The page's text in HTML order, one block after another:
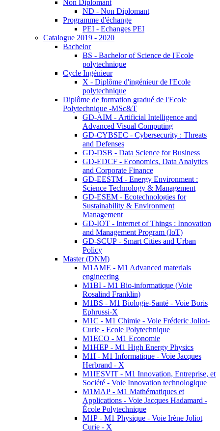
Non Diplomant
ND - Non Diplomant
Programme d'échange
PEI - Echanges PEI
Catalogue 2019 - 2020
Bachelor
BS - Bachelor of Science de l'Ecole
polytechnique
Cycle Ingénieur
X - Diplôme d'ingénieur de l'Ecole
polytechnique
Diplôme de formation gradué de l'Ecole
Polytechnique -MSc&T
GD-AIM - Artificial Intelligence and
Advanced Visual Computing
GD-CYBSEC - Cybersecurity : Threats
and Defenses
GD-DSB - Data Science for Business
GD-EDCF - Economics, Data Analytics
and Corporate Finance
GD-EESTM - Energy Environment :
Science Technology & Management
GD-ESEM - Ecotechnologies for
Sustainability & Environment
Management
GD-IOT - Internet of Things : Innovation
and Management Program (IoT)
GD-SCUP - Smart Cities and Urban
Policy
Master (DNM)
M1AME - M1 Advanced materials
engineering
M1BI - M1 Bio-informatique (Voie
Rosalind Franklin)
M1BS - M1 Biologie-Santé - Voie Boris
Ephrussi-X
M1C - M1 Chimie - Voie Fréderic Joliot-
Curie - Ecole Polytechnique
M1ECO - M1 Economie
M1HEP - M1 High Energy Physics
M1I - M1 Informatique - Voie Jacques
Herbrand - X
M1IESVIT - M1 Innovation, Entreprise, et
Société - Voie Innovation technologique
M1MAP - M1 Mathématiques et
Applications - Voie Jacques Hadamard -
École Polytechnique
M1P - M1 Physique - Voie Irène Joliot
Curie - X